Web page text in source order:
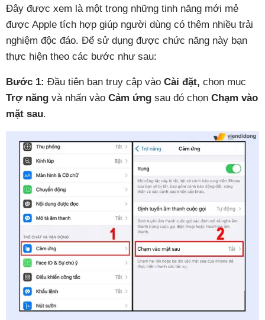
Đây được xem là một trong những tinh năng mới mẻ
được Apple tích hợp giúp người dùng có thêm nhiều trải
nghiệm độc đáo. Để sử dụng được chức năng này bạn
thực hiện theo các bước như sau:
Bước 1: Đầu tiên bạn truy cập vào Cài đặt, chọn mục
Trợ năng và nhấn vào Cảm ứng sau đó chọn Chạm vào
mặt sau.